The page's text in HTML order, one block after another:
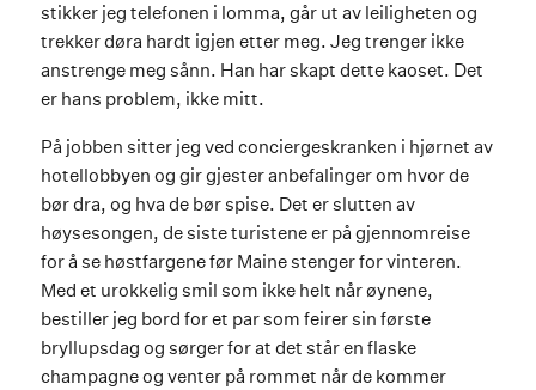
stikker jeg telefonen i lomma, går ut av leiligheten og
trekker døra hardt igjen etter meg. Jeg trenger ikke
anstrenge meg sånn. Han har skapt dette kaoset. Det
er hans problem, ikke mitt.
På jobben sitter jeg ved conciergeskranken i hjørnet av
hotellobbyen og gir gjester anbefalinger om hvor de
bør dra, og hva de bør spise. Det er slutten av
høysesongen, de siste turistene er på gjennomreise
for å se høstfargene før Maine stenger for vinteren.
Med et urokkelig smil som ikke helt når øynene,
bestiller jeg bord for et par som feirer sin første
bryllupsdag og sørger for at det står en flaske
champagne og venter på rommet når de kommer